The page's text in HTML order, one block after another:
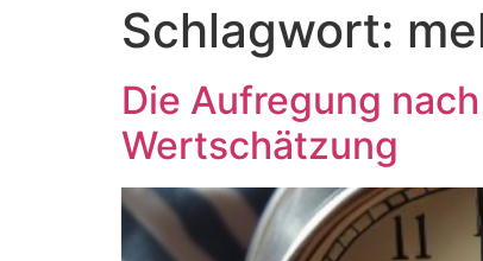
Schlagwort:
Die Aufregung
Wertschätzung